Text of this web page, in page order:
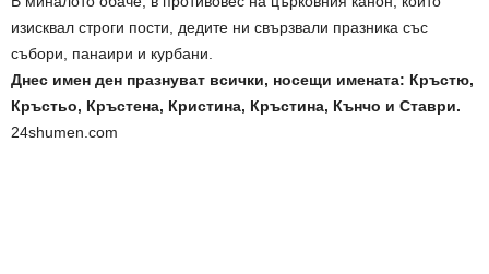
изисквал строги пости, дедите ни свързвали празника със
събори, панаири и курбани.
Днес имен ден празнуват всички, носещи имената: Кръстю,
Кръстьо, Кръстенa, Кристина, Кръстина, Кънчо и Ставри.
24shumen.com